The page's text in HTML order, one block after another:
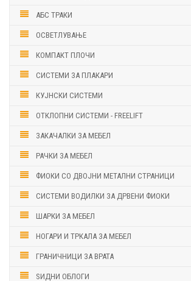
АБС ТРАКИ
ОСВЕТЛУВАЊЕ
КОМПАКТ ПЛОЧИ
СИСТЕМИ ЗА ПЛАКАРИ
КУЈНСКИ СИСТЕМИ
ОТКЛОПНИ СИСТЕМИ - FREELIFT
ЗАКАЧАЛКИ ЗА МЕБЕЛ
РАЧКИ ЗА МЕБЕЛ
ФИОКИ СО ДВОЈНИ МЕТАЛНИ СТРАНИЦИ
СИСТЕМИ ВОДИЛКИ ЗА ДРВЕНИ ФИОКИ
ШАРКИ ЗА МЕБЕЛ
НОГАРИ И ТРКАЛА ЗА МЕБЕЛ
ГРАНИЧНИЦИ ЗА ВРАТА
ЅИДНИ ОБЛОГИ